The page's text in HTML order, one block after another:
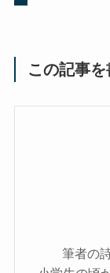
この記事を
筆者の